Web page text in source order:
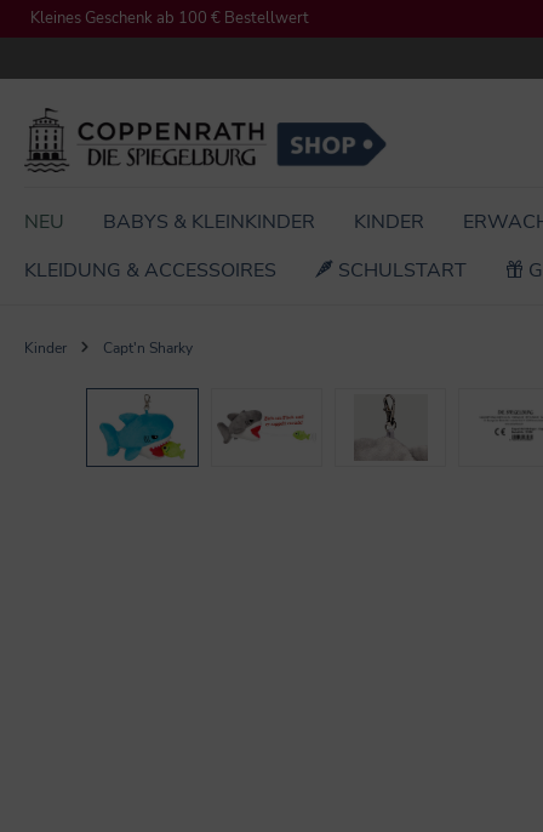
Zur Hauptnavigation springen
Kleines Geschenk ab 100 € Bestellwert
NEU BABYS & KLEINKINDER KINDER
KLEIDUNG & ACCESSOIRES
SCHULSTART
Kinder Capt'n Sharky
Bildergalerie überspringen